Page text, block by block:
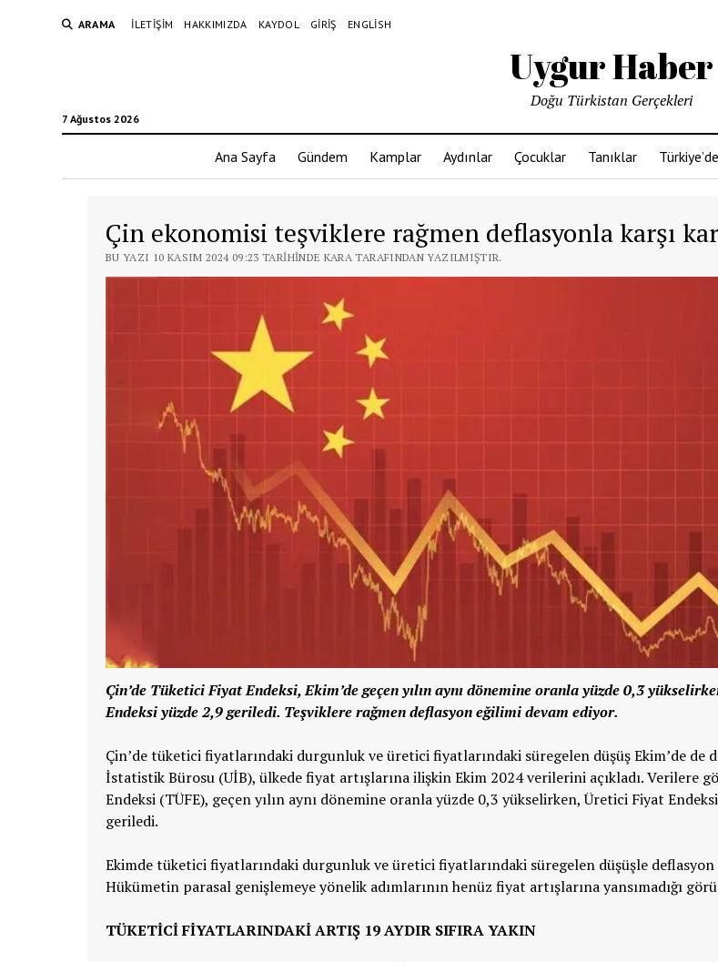
ARAMA İLETIŞIM HAKKIMIZDA KAYDOL GIRIŞ ENGLISH
Uygur Haber
7 Ağustos 2026
Doğu Türkistan Gerçekleri
Ana Sayfa Gündem Kamplar Aydınlar Çocuklar Tanıklar Türkiye’de
Çin ekonomisi teşviklere rağmen deflasyonla karşı
BU YAZI 10 KASIM 2024 09:23 TARIHINDE KARA TARAFINDAN YAZILMIŞTIR.
Çin’de Tüketici Fiyat Endeksi, Ekim’de geçen yılın aynı dönemine oranla yüzde 0,3
Endeksi yüzde 2,9 geriledi. Teşviklere rağmen deflasyon eğilimi devam ediyor.
Çin’de tüketici fiyatlarındaki durgunluk ve üretici fiyatlarındaki süregelen düşüş Ekim’de de
İstatistik Bürosu (UİB), ülkede fiyat artışlarına ilişkin Ekim 2024 verilerini açıkladı. Verilere
Endeksi (TÜFE), geçen yılın aynı dönemine oranla yüzde 0,3 yükselirken, Üretici Fiyat
geriledi.
Ekimde tüketici fiyatlarındaki durgunluk ve üretici fiyatlarındaki süregelen düşüşle
Hükümetin parasal genişlemeye yönelik adımlarının henüz fiyat artışlarına yansımadığı
TÜKETICI FIYATLARINDAKI ARTIŞ 19 AYDIR SIFIRA YAKIN